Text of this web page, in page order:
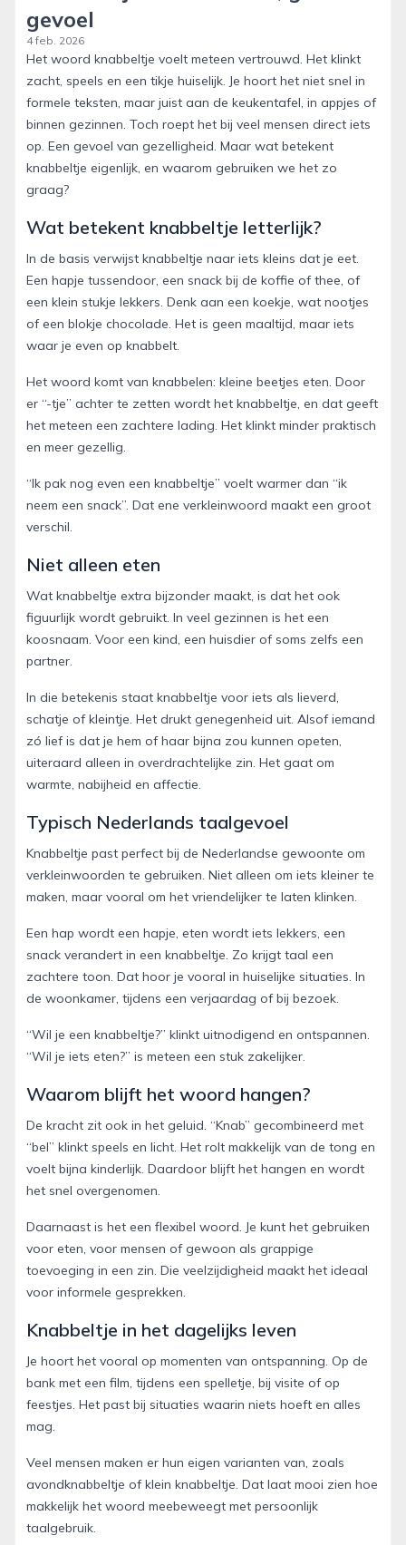
gevoel
4 feb. 2026
Het woord knabbeltje voelt meteen vertrouwd. Het klinkt
zacht, speels en een tikje huiselijk. Je hoort het niet snel in
formele teksten, maar juist aan de keukentafel, in appjes of
binnen gezinnen. Toch roept het bij veel mensen direct iets
op. Een gevoel van gezelligheid. Maar wat betekent
knabbeltje eigenlijk, en waarom gebruiken we het zo
graag?
Wat betekent knabbeltje letterlijk?
In de basis verwijst knabbeltje naar iets kleins dat je eet.
Een hapje tussendoor, een snack bij de koffie of thee, of
een klein stukje lekkers. Denk aan een koekje, wat nootjes
of een blokje chocolade. Het is geen maaltijd, maar iets
waar je even op knabbelt.
Het woord komt van knabbelen: kleine beetjes eten. Door
er “-tje” achter te zetten wordt het knabbeltje, en dat geeft
het meteen een zachtere lading. Het klinkt minder praktisch
en meer gezellig.
“Ik pak nog even een knabbeltje” voelt warmer dan “ik
neem een snack”. Dat ene verkleinwoord maakt een groot
verschil.
Niet alleen eten
Wat knabbeltje extra bijzonder maakt, is dat het ook
figuurlijk wordt gebruikt. In veel gezinnen is het een
koosnaam. Voor een kind, een huisdier of soms zelfs een
partner.
In die betekenis staat knabbeltje voor iets als lieverd,
schatje of kleintje. Het drukt genegenheid uit. Alsof iemand
zó lief is dat je hem of haar bijna zou kunnen opeten,
uiteraard alleen in overdrachtelijke zin. Het gaat om
warmte, nabijheid en affectie.
Typisch Nederlands taalgevoel
Knabbeltje past perfect bij de Nederlandse gewoonte om
verkleinwoorden te gebruiken. Niet alleen om iets kleiner te
maken, maar vooral om het vriendelijker te laten klinken.
Een hap wordt een hapje, eten wordt iets lekkers, een
snack verandert in een knabbeltje. Zo krijgt taal een
zachtere toon. Dat hoor je vooral in huiselijke situaties. In
de woonkamer, tijdens een verjaardag of bij bezoek.
“Wil je een knabbeltje?” klinkt uitnodigend en ontspannen.
“Wil je iets eten?” is meteen een stuk zakelijker.
Waarom blijft het woord hangen?
De kracht zit ook in het geluid. “Knab” gecombineerd met
“bel” klinkt speels en licht. Het rolt makkelijk van de tong en
voelt bijna kinderlijk. Daardoor blijft het hangen en wordt
het snel overgenomen.
Daarnaast is het een flexibel woord. Je kunt het gebruiken
voor eten, voor mensen of gewoon als grappige
toevoeging in een zin. Die veelzijdigheid maakt het ideaal
voor informele gesprekken.
Knabbeltje in het dagelijks leven
Je hoort het vooral op momenten van ontspanning. Op de
bank met een film, tijdens een spelletje, bij visite of op
feestjes. Het past bij situaties waarin niets hoeft en alles
mag.
Veel mensen maken er hun eigen varianten van, zoals
avondknabbeltje of klein knabbeltje. Dat laat mooi zien hoe
makkelijk het woord meebeweegt met persoonlijk
taalgebruik.